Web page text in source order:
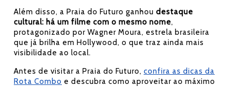
Além disso, a Praia do Futuro ganhou destaque
cultural: há um filme com o mesmo nome,
protagonizado por Wagner Moura, estrela brasileira
que já brilha em Hollywood, o que traz ainda mais
visibilidade ao local.
Antes de visitar a Praia do Futuro, confira as dicas da
Rota Combo e descubra como aproveitar ao máximo